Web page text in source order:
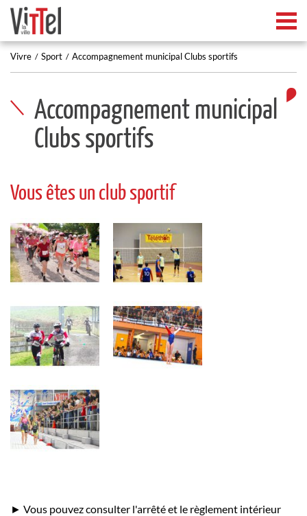
Vivre Sport Accompagnement municipal Clubs sportifs
Accompagnement municipal
Clubs sportifs
Vous êtes un club sportif
► Vous pouvez consulter l'arrêté et le règlement intérieur